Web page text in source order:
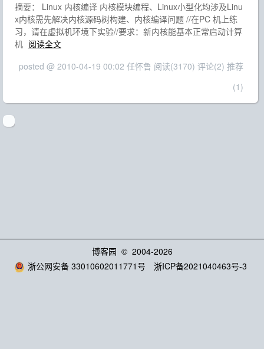
摘要： Linux 内核编译 内核模块编程、Linux小型化均涉及Linu
x内核需先解决内核源码树构建、内核编译问题 //在PC 机上练
习，请在虚拟机环境下实验//要求：新内核能基本正常启动计算
机 阅读全文
posted @ 2010-04-19 00:02 任怀鲁 阅读(3170) 评论(2) 推荐
(1)
博客园 © 2004-2026
浙公网安备 33010602011771号
浙ICP备2021040463号-3